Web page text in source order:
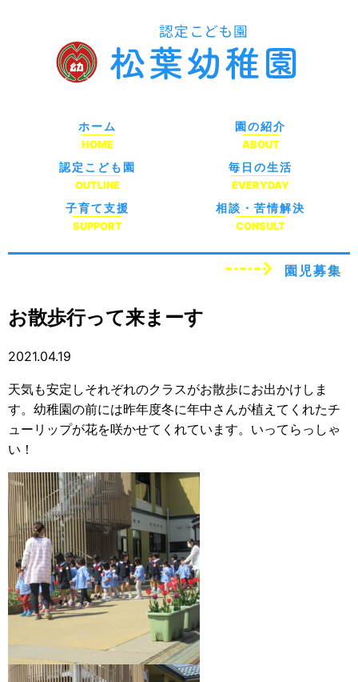
ホーム
HOME
園の紹介
ABOUT
認定こども園
OUTLINE
毎日の生活
EVERYDAY
子育て支援
SUPPORT
相談・苦情解決
CONSULT
園児募集
お散歩行って来まーす
2021.04.19
天気も安定しそれぞれのクラスがお散歩にお出かけしま
す。幼稚園の前には昨年度冬に年中さんが植えてくれたチ
ューリップが花を咲かせてくれています。いってらっしゃ
い！